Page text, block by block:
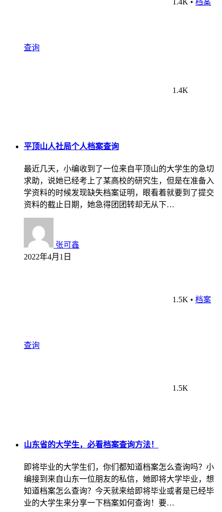
查询
1.4K
平顶山人社局个人档案查询
最近几天，小编收到了一位来自平顶山的大学生的急切
求助，说她已经考上了某高校的研究生，但是在准备入
学资料的时候发现缺失档案证明，眼看着就要到了提交
资料的截止日期，她急得团团转却无从下…
张可鑫
2022年4月1日
1.5K • 档案
查询
1.5K
山东省的大学生，必看档案查询方法！
即将毕业的大学生们，你们都知道档案怎么查询吗？小
编接到来自山东一位朋友的私信，她即将大学毕业，想
知道档案怎么查询？今天就来给即将毕业或者是已经毕
业的大学生来分享一下档案如何查询！要…